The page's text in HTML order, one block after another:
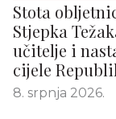
Stota
Stjepka
učitelje i
cijele
8. srpnja 2026.